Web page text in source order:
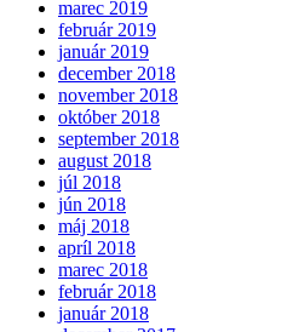
marec 2019
február 2019
január 2019
december 2018
november 2018
október 2018
september 2018
august 2018
júl 2018
jún 2018
máj 2018
apríl 2018
marec 2018
február 2018
január 2018